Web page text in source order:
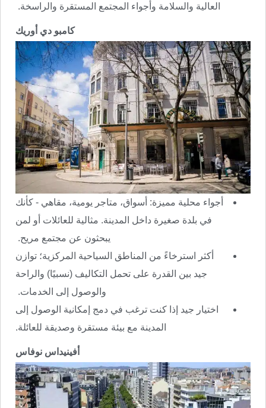
العالية والسلامة وأجواء المجتمع المستقرة والراسخة.
كامبو دي أوريك
أجواء محلية مميزة: أسواق، متاجر يومية، مقاهي - كأنك
في بلدة صغيرة داخل المدينة. مثالية للعائلات أو لمن
يبحثون عن مجتمع مريح.
أكثر استرخاءً من المناطق السياحية المركزية؛ توازن
جيد بين القدرة على تحمل التكاليف (نسبيًا) والراحة
والوصول إلى الخدمات.
اختيار جيد إذا كنت ترغب في دمج إمكانية الوصول إلى
المدينة مع بيئة مستقرة وصديقة للعائلة.
أفينيداس نوفاس